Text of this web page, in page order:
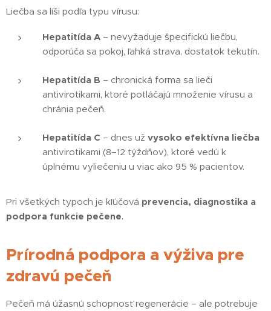
Liečba sa líši podľa typu vírusu:
Hepatitída A – nevyžaduje špecifickú liečbu,
odporúča sa pokoj, ľahká strava, dostatok tekutín.
Hepatitída B – chronická forma sa lieči
antivirotikami, ktoré potláčajú množenie vírusu a
chránia pečeň.
Hepatitída C – dnes už vysoko efektívna liečba
antivirotikami (8–12 týždňov), ktoré vedú k
úplnému vyliečeniu u viac ako 95 % pacientov.
Pri všetkých typoch je kľúčová prevencia, diagnostika a
podpora funkcie pečene.
Prírodná podpora a výživa pre
zdravú pečeň
Pečeň má úžasnú schopnosť regenerácie – ale potrebuje